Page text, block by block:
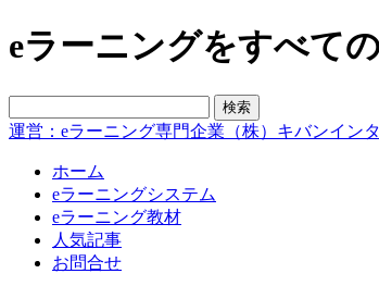
eラーニングをすべて
運営：eラーニング専門企業（株）キバンイン
ホーム
eラーニングシステム
eラーニング教材
人気記事
お問合せ